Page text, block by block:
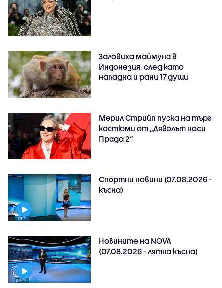
Заловиха маймуна в
Индонезия, след като
нападна и рани 17 души
Мерил Стрийп пуска на търг
костюми от „Дяволът носи
Прада 2“
Спортни новини (07.08.2026 -
късна)
Новините на NOVA
(07.08.2026 - лятна късна)